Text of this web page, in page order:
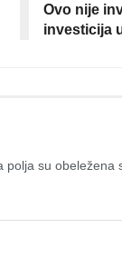
Ovo nije
investicija
polja su obeležena